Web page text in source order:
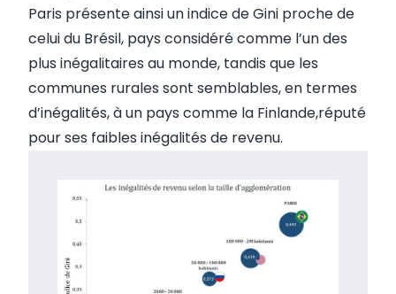
Paris présente ainsi un indice de Gini proche de
celui du Brésil, pays considéré comme l’un des
plus inégalitaires au monde, tandis que les
communes rurales sont semblables, en termes
d’inégalités, à un pays comme la Finlande,réputé
pour ses faibles inégalités de revenu.